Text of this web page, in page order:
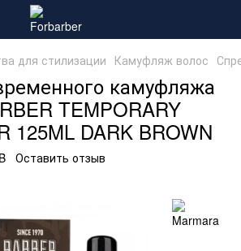
для стилизации Камуфляж волос
камуфляжа
TEMPORARY
125ML DARK BROWN
Оставить отзыв